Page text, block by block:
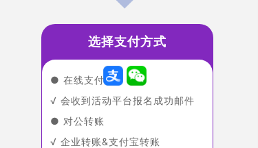
选择支付方式
● 在线支付
√ 会收到活动平台报名成功邮件
● 对公转账
√ 企业转账&支付宝转账